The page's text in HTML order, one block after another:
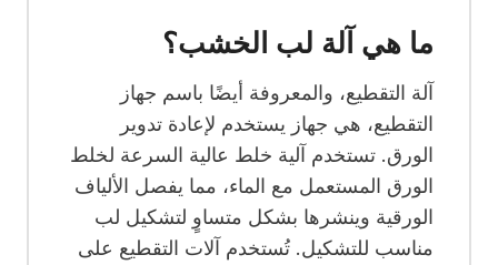
ما هي آلة لب الخشب؟
آلة التقطيع، والمعروفة أيضًا باسم جهاز
التقطيع، هي جهاز يستخدم لإعادة تدوير
الورق. تستخدم آلية خلط عالية السرعة لخلط
الورق المستعمل مع الماء، مما يفصل الألياف
الورقية وينشرها بشكل متساوٍ لتشكيل لب
مناسب للتشكيل. تُستخدم آلات التقطيع على